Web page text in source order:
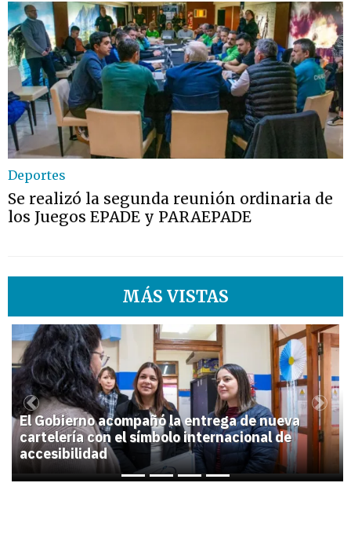
Deportes
Se realizó la segunda reunión ordinaria de
los Juegos EPADE y PARAEPADE
MÁS VISTAS
1
El Gobierno acompañó la entrega de nueva
cartelería con el símbolo internacional de
accesibilidad
Previous Next